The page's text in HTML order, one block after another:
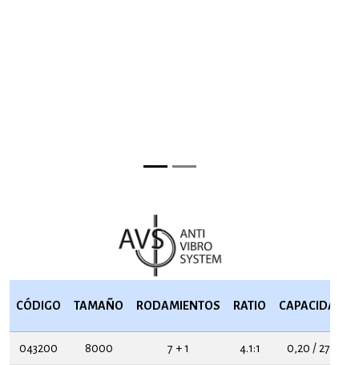
CÓDIGO TAMAÑO RODAMIENTOS RATIO CAPACIDAD
043200 8000 7 + 1 4.1:1 0,20 / 270